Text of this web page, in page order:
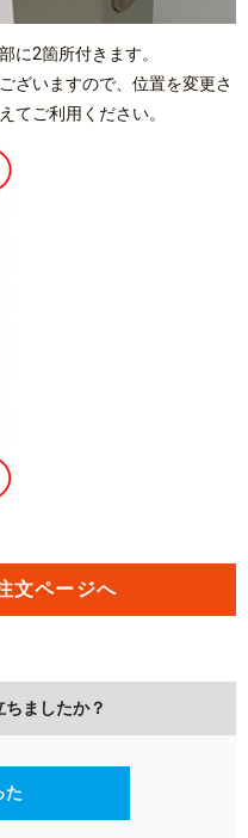
に2箇所付きます。
ざいますので、位置を変更さ
てご利用ください。
文ページへ
ましたか？
た